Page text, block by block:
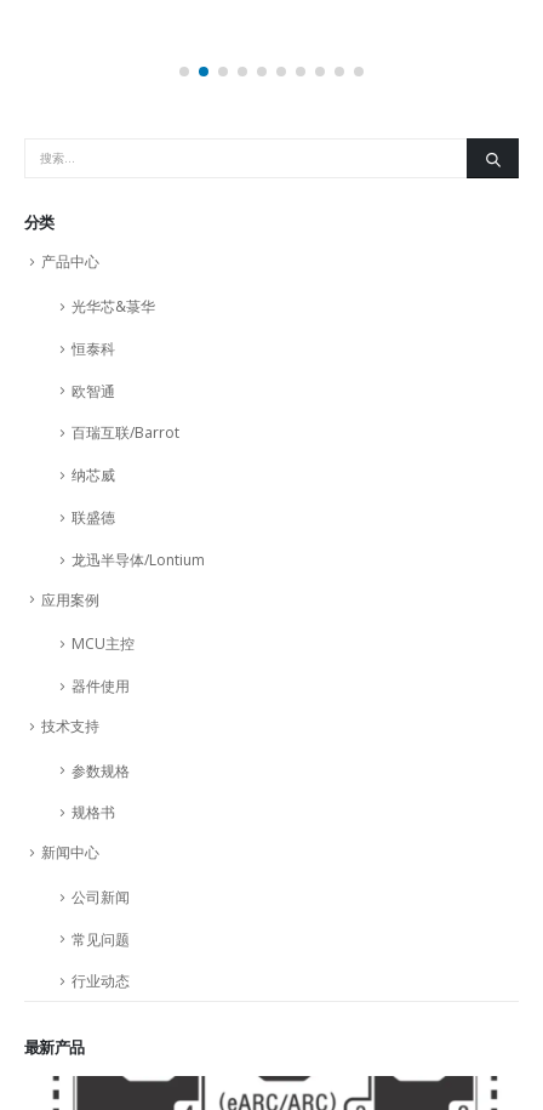
分类
产品中心
光华芯&菉华
恒泰科
欧智通
百瑞互联/Barrot
纳芯威
联盛德
龙迅半导体/Lontium
应用案例
MCU主控
器件使用
技术支持
参数规格
规格书
新闻中心
公司新闻
常见问题
行业动态
最新产品